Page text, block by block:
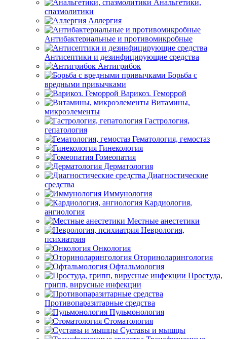
Анальгетики,
спазмолитики
Аллергия
Антибактериальные и противомикробные
Антисептики и дезинфицирующие средства
Антигрибок
Борьба с
вредными привычками
Варикоз. Геморрой
Витамины,
микроэлементы
Гастрология,
гепатология
Гематология, гемостаз
Гинекология
Гомеопатия
Дерматология
Диагностические
средства
Иммунология
Кардиология,
ангиология
Местные анестетики
Неврология,
психиатрия
Онкология
Оториноларингология
Офтальмология
Простуда,
грипп, вирусные инфекции
Противопаразитарные средства
Пульмонология
Стоматология
Суставы и мышцы